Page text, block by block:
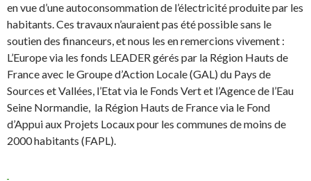
en vue d’une autoconsommation de l’électricité produite par les
habitants. Ces travaux n’auraient pas été possible sans le
soutien des financeurs, et nous les en remercions vivement :
L’Europe via les fonds LEADER gérés par la Région Hauts de
France avec le Groupe d’Action Locale (GAL) du Pays de
Sources et Vallées, l’Etat via le Fonds Vert et l’Agence de l’Eau
Seine Normandie, la Région Hauts de France via le Fond
d’Appui aux Projets Locaux pour les communes de moins de
2000 habitants (FAPL).